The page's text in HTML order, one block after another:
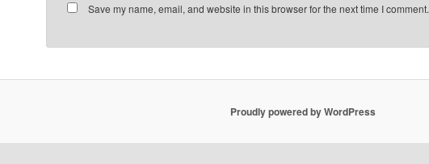
Save my name, email, and website in this browser for the next time I comment.
Proudly powered by WordPress